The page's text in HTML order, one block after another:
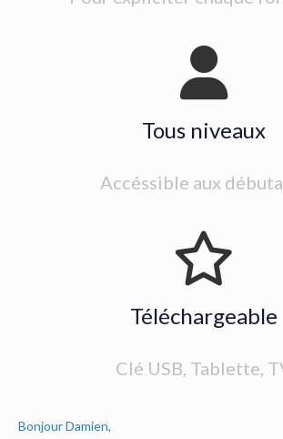
Tous niveaux
Accéssible aux
Téléchargeable
Clé USB, Tablette,
Bonjour Damien,